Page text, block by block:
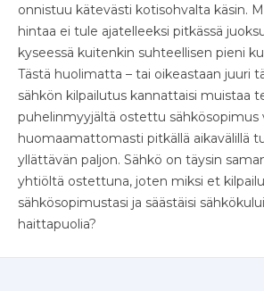
onnistuu kätevästi kotisohvalta käsin.
hintaa ei tule ajatelleeksi pitkässä
kyseessä kuitenkin suhteellisen pieni
Tästä huolimatta – tai oikeastaan juuri
sähkön kilpailutus kannattaisi muistaa
puhelinmyyjältä ostettu sähkösopimus
huomaamattomasti pitkällä aikavälillä
yllättävän paljon. Sähkö on täysin
yhtiöltä ostettuna, joten miksi et
sähkösopimustasi ja säästäisi
haittapuolia?